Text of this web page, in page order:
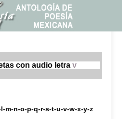
con audio letra v
l-m-n-o-p-q-r-s-t-u-v-w-x-y-z